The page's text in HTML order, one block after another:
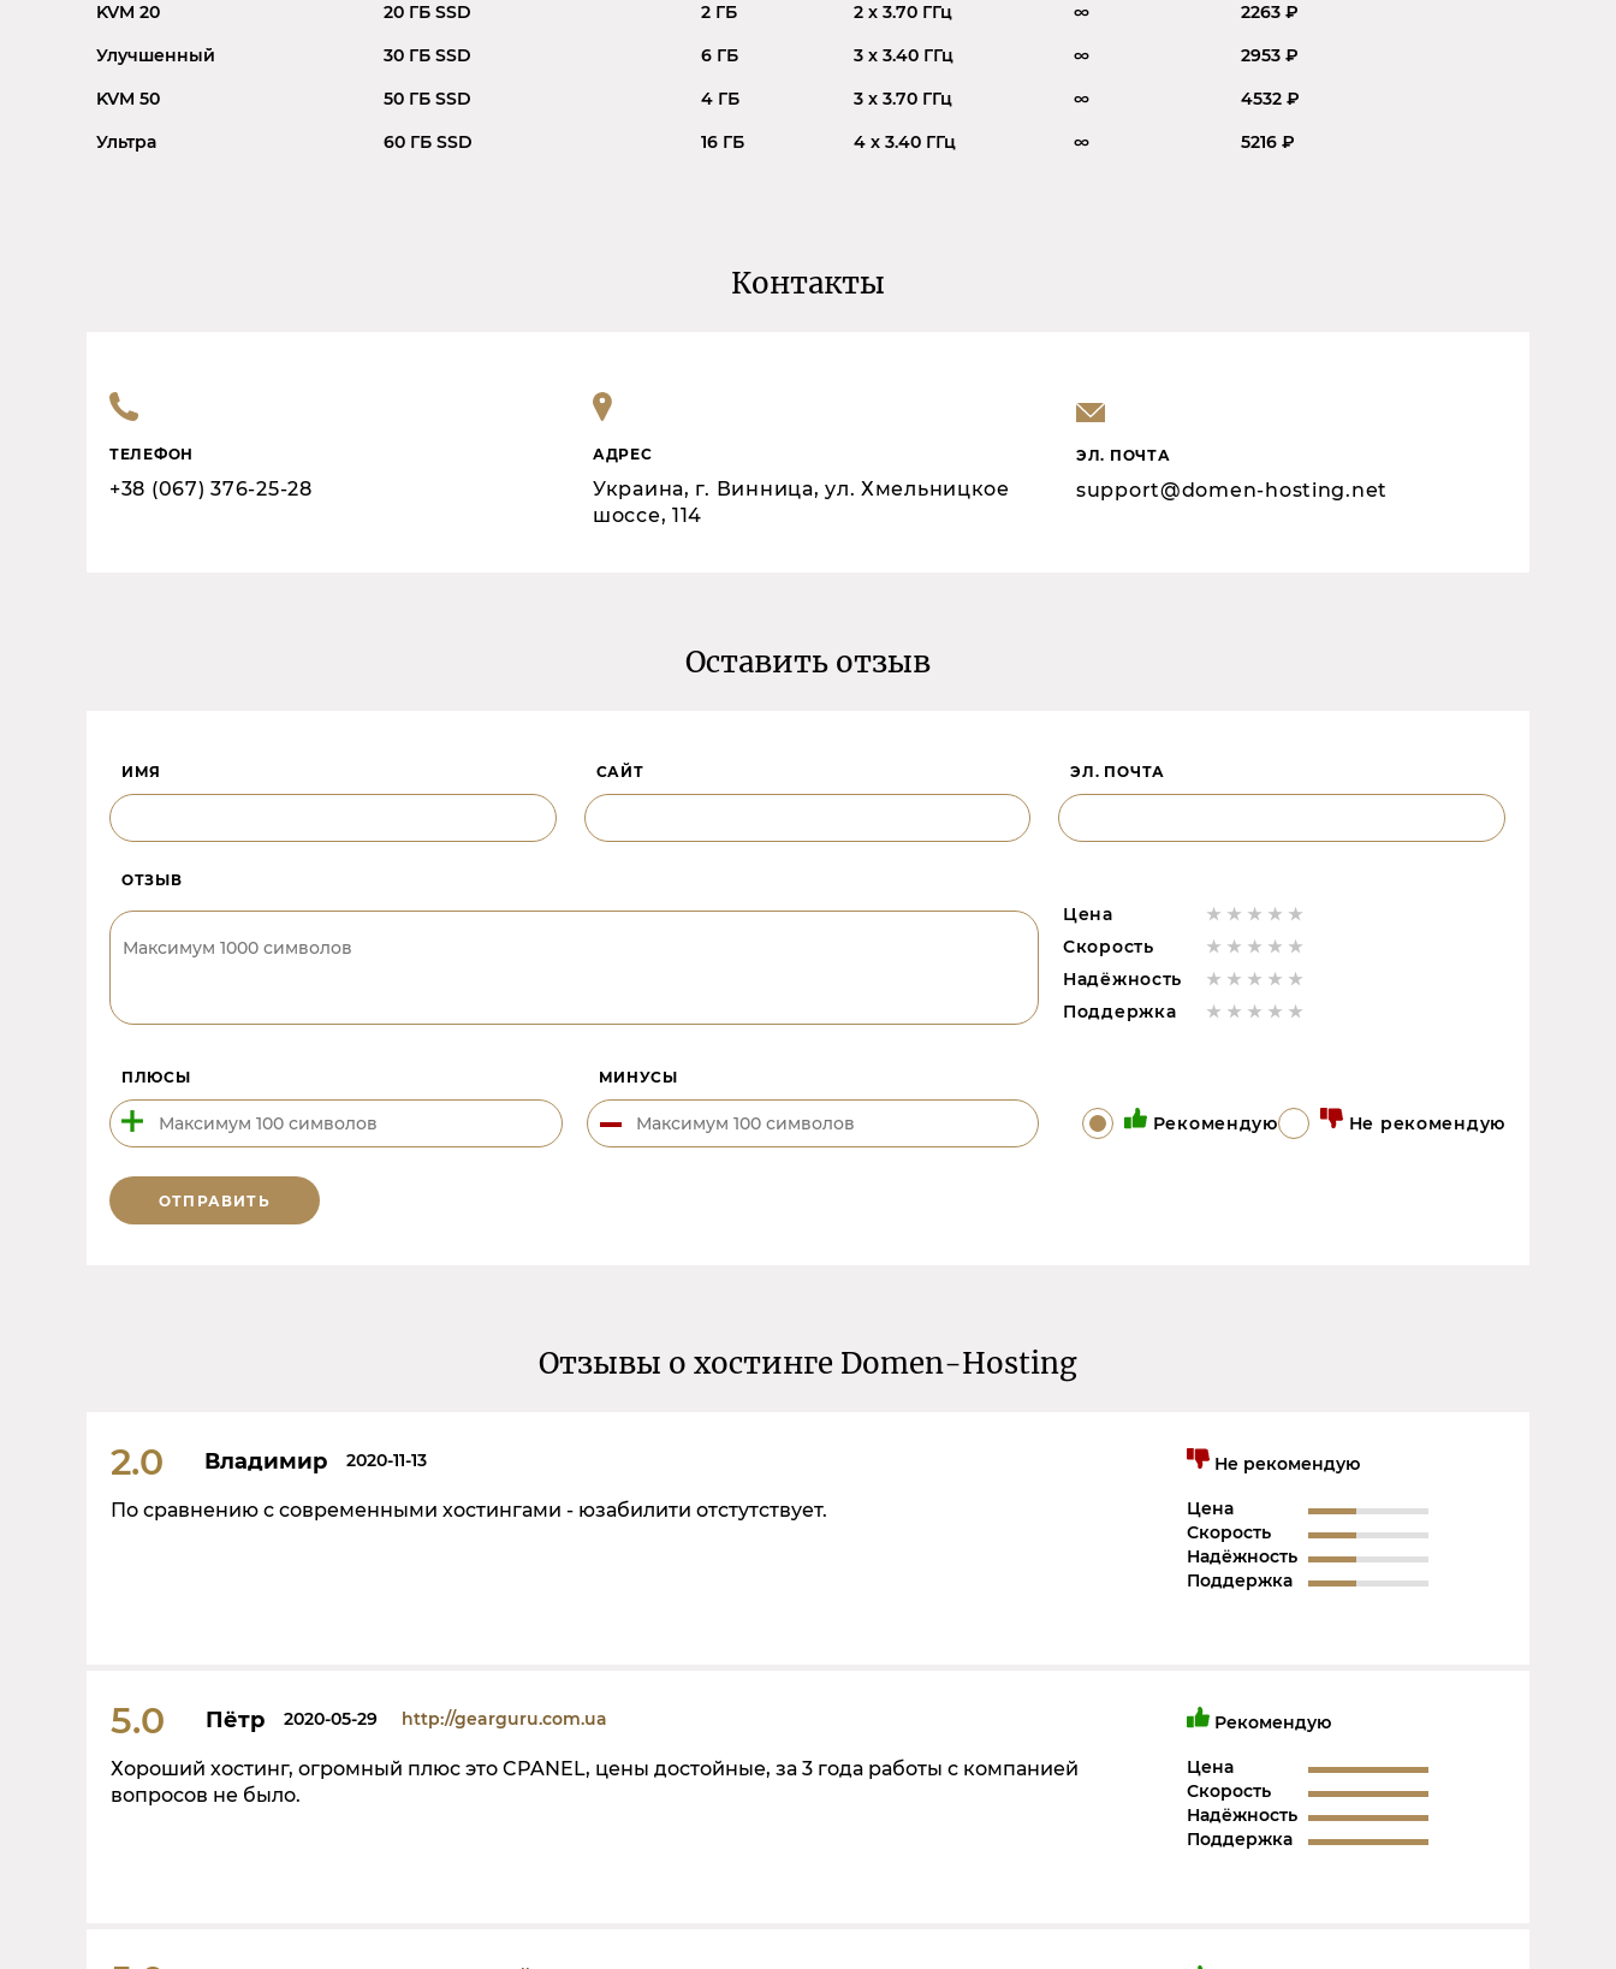
KVM 20
20 ГБ SSD 2 ГБ 2 x 3.70 ГГц ∞
2263 ₽
Улучшенный
30 ГБ SSD 6 ГБ 3 x 3.40 ГГц ∞
2953 ₽
KVM 50
50 ГБ SSD 4 ГБ 3 x 3.70 ГГц ∞
4532 ₽
Ультра
60 ГБ SSD 16 ГБ 4 x 3.40 ГГц ∞ 5216 ₽
Контакты
ТЕЛЕФОН
+38 (067) 376-25-28
АДРЕС
Украина, г. Винница, ул. Хмельницкое
шоссе, 114
ЭЛ. ПОЧТА
support@domen-hosting.net
Оставить отзыв
ИМЯ САЙТ ЭЛ. ПОЧТА
ОТЗЫВ
Цена
Скорость
Надёжность
Поддержка
ПЛЮСЫ МИНУСЫ
Рекомендую Не рекомендую
ОТПРАВИТЬ
Отзывы о хостинге Domen-Hosting
2.0 Владимир 2020-11-13
По сравнению с современными хостингами - юзабилити отстутствует.
Не рекомендую
Цена
Скорость
Надёжность
Поддержка
5.0 Пётр 2020-05-29 http://gearguru.com.ua
Хороший хостинг, огромный плюс это CPANEL, цены достойные, за 3 года работы с компанией
вопросов не было.
Рекомендую
Цена
Скорость
Надёжность
Поддержка